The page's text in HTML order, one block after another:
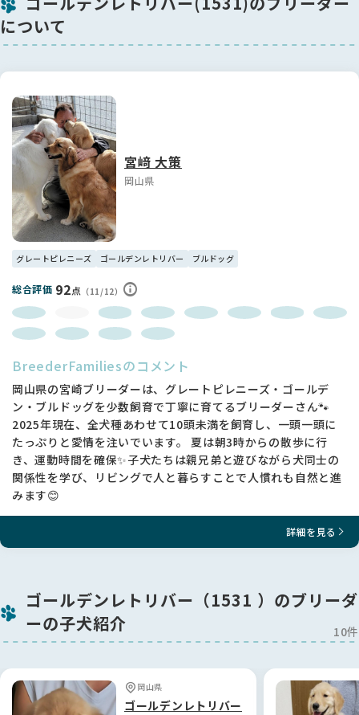
について
宮﨑 大策
岡山県
グレートピレニーズ ゴールデンレトリバー ブルドッグ
総合評価 92点 （11/12）
BreederFamiliesのコメント
岡山県の宮崎ブリーダーは、グレートピレニーズ・ゴールデ
ン・ブルドッグを少数飼育で丁寧に育てるブリーダーさん🐾
2025年現在、全犬種あわせて10頭未満を飼育し、一頭一頭に
たっぷりと愛情を注いでいます。 夏は朝3時からの散歩に行
き、運動時間を確保✨子犬たちは親兄弟と遊びながら犬同士の
関係性を学び、リビングで人と暮らすことで人慣れも自然と進
みます😊
詳細を見る
ゴールデンレトリバー（1531 ）のブリーダ
ーの子犬紹介
10件
岡山県
ゴールデンレトリバー